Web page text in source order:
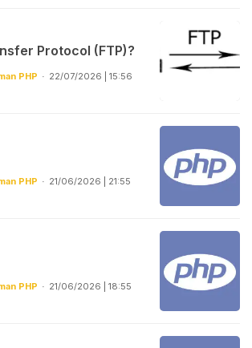
Protocol (FTP)?
PHP 22/07/2026 | 15:56
PHP 21/06/2026 | 21:55
PHP 21/06/2026 | 18:55